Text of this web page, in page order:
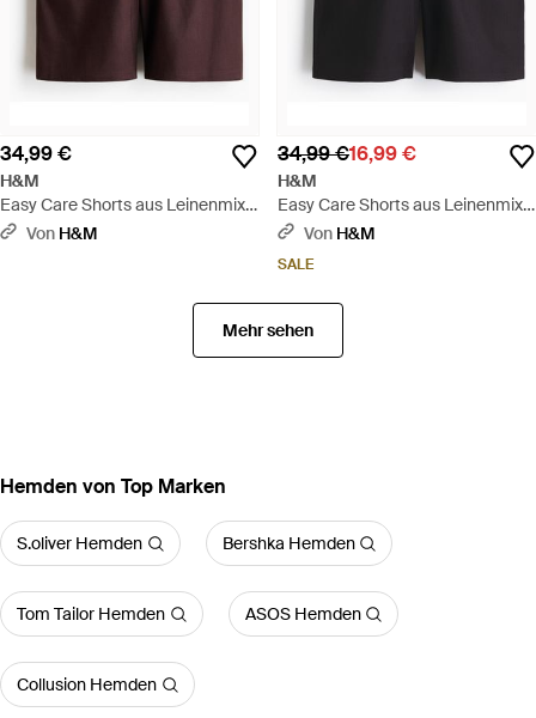
34,99 €
H&M
Easy Care Shorts aus Leinenmix
in Relaxed Fit - Braun
Von H&M
34,99 €16,99 €
H&M
Easy Care Shorts aus Leinenmix
in Relaxed Fit - Schwarz
Von H&M
SALE
Mehr sehen
Hemden von Top Marken
S.oliver Hemden Bershka Hemden
Tom Tailor Hemden ASOS Hemden
Collusion Hemden